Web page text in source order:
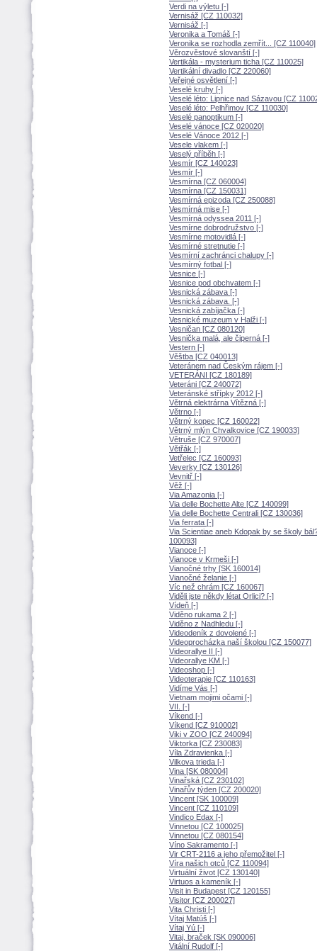
Verdi na výletu [-]
Vernisáž [CZ 110032]
Vernisáž [-]
Veronika a Tomáš [-]
Veronika se rozhodla zemřít... [CZ 110040]
Věrozvěstové slovanští [-]
Vertikála - mysterium ticha [CZ 110025]
Vertikální divadlo [CZ 220060]
Veřejné osvětlení [-]
Veselé kruhy [-]
Veselé léto: Lipnice nad Sázavou [CZ
Veselé léto: Pelhřimov [CZ 110030]
Veselé panoptikum [-]
Veselé vánoce [CZ 020020]
Veselé Vánoce 2012 [-]
Vesele vlakem [-]
Veselý příběh [-]
Vesmír [CZ 140023]
Vesmír [-]
Vesmírna [CZ 060004]
Vesmírna [CZ 150031]
Vesmírná epizoda [CZ 250088]
Vesmírná mise [-]
Vesmírná odyssea 2011 [-]
Vesmírne dobrodružstvo [-]
Vesmírne motovidlá [-]
Vesmírné stretnutie [-]
Vesmírní zachránci chalupy [-]
Vesmírný fotbal [-]
Vesnice [-]
Vesnice pod obchvatem [-]
Vesnická zábava [-]
Vesnická zábava. [-]
Vesnická zabíjačka [-]
Vesnické muzeum v Halži [-]
Vesničan [CZ 080120]
Vesnička malá, ale čiperná [-]
Vestern [-]
Věštba [CZ 040013]
Veteránem nad Českým rájem [-]
VETERÁNI [CZ 180189]
Veteráni [CZ 240072]
Veteránské střípky 2012 [-]
Větrná elektrárna Vítězná [-]
Větrno [-]
Větrný kopec [CZ 160022]
Větrný mlýn Chvalkovice [CZ 190033]
Větruše [CZ 970007]
Větřák [-]
Vetřelec [CZ 160093]
Veverky [CZ 130126]
Vevnitř [-]
Věž [-]
Via Amazonia [-]
Via delle Bochette Alte [CZ 140099]
Via delle Bochette Centrali [CZ 130036]
Via ferrata [-]
Via Scientiae aneb Kdopak by se školy
100093]
Vianoce [-]
Vianoce v Krmeši [-]
Vianočné trhy [SK 160014]
Vianočné želanie [-]
Víc než chrám [CZ 160067]
Viděli jste někdy létat Orlici? [-]
Vídeň [-]
Viděno rukama 2 [-]
Viděno z Nadhledu [-]
Videodeník z dovolené [-]
Videoprocházka naší školou [CZ 150077]
Videorallye II [-]
Videorallye KM [-]
Videoshop [-]
Videoterapie [CZ 110163]
Vidíme Vás [-]
Vietnam mojimi očami [-]
VII. [-]
Víkend [-]
Víkend [CZ 910002]
Viki v ZOO [CZ 240094]
Viktorka [CZ 230083]
Víla Zdravienka [-]
Vilkova trieda [-]
Vina [SK 080004]
Vinařská [CZ 230102]
Vinařův týden [CZ 200020]
Vincent [SK 100009]
Vincent [CZ 110109]
Vindico Edax [-]
Vinnetou [CZ 100025]
Vinnetou [CZ 080154]
Víno Sakramento [-]
Vir CRT-2116 a jeho přemožitel [-]
Víra našich otců [CZ 110094]
Virtuální život [CZ 130140]
Virtuos a kameník [-]
Visit in Budapest [CZ 120155]
Visitor [CZ 200027]
Vita Christi [-]
Vítaj Matúš [-]
Vítaj Yú [-]
Vitaj, braček [SK 090006]
Vitální Rudolf [-]